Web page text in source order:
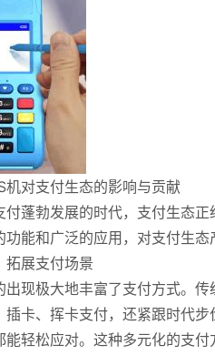
机对支付生态的影响与贡献
付蓬勃发展的时代，支付生态
能和广泛的应用，对支付生态
拓展支付场景
出现极大地丰富了支付方式。
插卡、挥卡支付，还紧跟时代
能轻松应对。这种多元化的支